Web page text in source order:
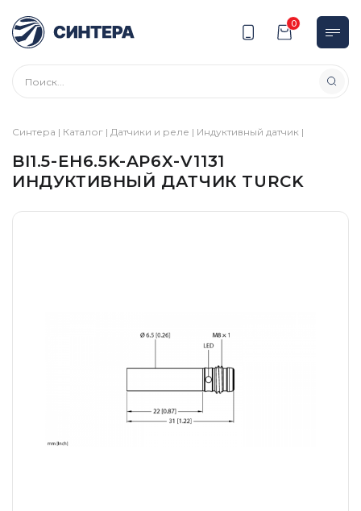
0
Синтера | Каталог | Датчики и реле | Индуктивный датчик |
BI1.5-EH6.5K-AP6X-V1131
ИНДУКТИВНЫЙ ДАТЧИК TURCK